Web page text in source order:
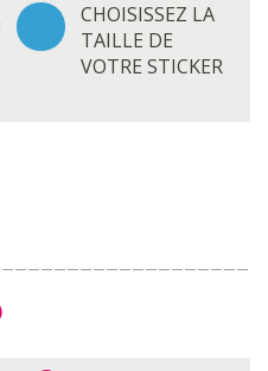
CHOISISSEZ LA
TAILLE DE
VOTRE STICKER